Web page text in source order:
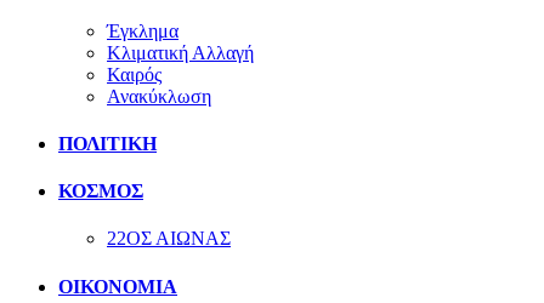
Έγκλημα
Κλιματική Αλλαγή
Καιρός
Ανακύκλωση
ΠΟΛΙΤΙΚΗ
ΚΟΣΜΟΣ
22ΟΣ ΑΙΩΝΑΣ
ΟΙΚΟΝΟΜΙΑ